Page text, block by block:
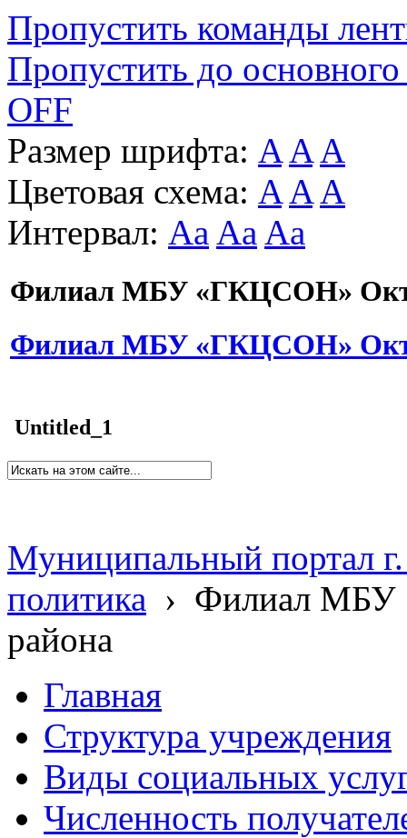
Пропустить команды
Пропустить до основного
OFF
Размер шрифта: A A A
Цветовая схема: A A A
Интервал: Aa Aa Aa
Филиал МБУ «ГКЦСОН»
Филиал МБУ «ГКЦСОН»
Untitled_1
Муниципальный портал
политика › Филиал МБУ
района
Главная
Структура учреждения
Виды социальных
Численность